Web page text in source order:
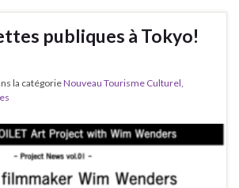
publiques à Tokyo!
la catégorieNouveau Tourisme Culturel,